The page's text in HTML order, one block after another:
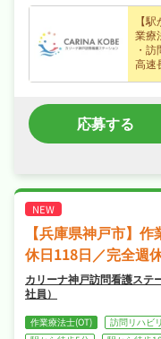
【
業療
・
高速
与あ
活
・
休
・社
応募する
【兵庫県神戸市】
休日118日／完全週
カリーナ神戸訪問看護ステ
社員）
作業療法士(OT) 訪問リハビリ